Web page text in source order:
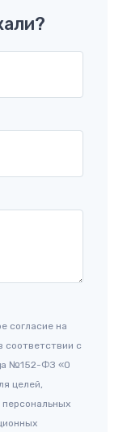
согласие на
соответствии с
№152-ФЗ «О
целей,